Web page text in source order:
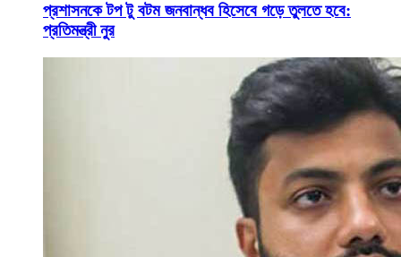
প্রশাসনকে টপ টু বটম জনবান্ধব হিসেবে গড়ে তুলতে হবে:
প্রতিমন্ত্রী নুর